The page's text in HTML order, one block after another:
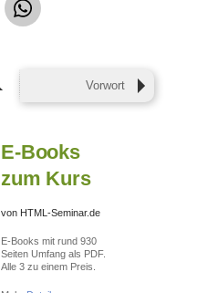
teilen
Vorwort
E-Books
zum Kurs
von HTML-Seminar.de
E-Books mit rund 930
Seiten Umfang als PDF.
Alle 3 zu einem Preis.